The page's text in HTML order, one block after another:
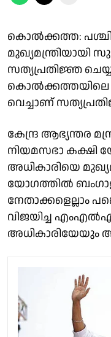
കൊല്‍ക്കത്ത:
മുഖ്യമന്ത്രിയായി
സത്യപ്രതിജ്ഞ
കൊല്‍ക്കത്തയിലെ
വെച്ചാണ്
കേന്ദ്ര ആഭ്യന്തര
നിയമസഭാ കക്ഷി
അധികാരിയെ
യോഗത്തില്‍
നേതാക്കളെല്ലാം
വിജയിച്ച
അധികാരിയേയും